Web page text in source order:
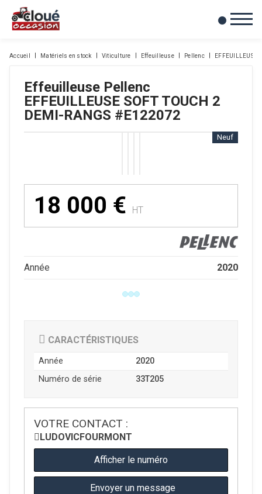
Mes favoris
0
Accueil Matériels en stock Viticulture Effeuilleuse Pellenc EFFEUILLEUSE
Effeuilleuse Pellenc
EFFEUILLEUSE SOFT TOUCH 2
DEMI-RANGS #E122072
Neuf
CARACTÉRISTIQUES
Année
2020
Numéro de série
33T205
18 000 € HT
Année 2020
VOTRE CONTACT :
LUDOVICFOURMONT
Afficher le numéro
Envoyer un message